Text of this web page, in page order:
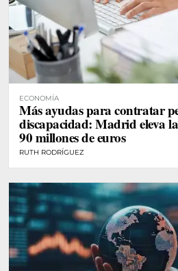
ECONOMÍA
Más ayudas para contratar
discapacidad: Madrid eleva
90 millones de euros
RUTH RODRÍGUEZ